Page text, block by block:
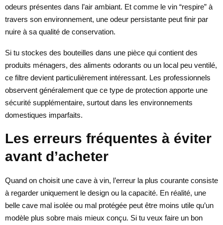
odeurs présentes dans l’air ambiant. Et comme le vin “respire” à
travers son environnement, une odeur persistante peut finir par
nuire à sa qualité de conservation.
Si tu stockes des bouteilles dans une pièce qui contient des
produits ménagers, des aliments odorants ou un local peu ventilé,
ce filtre devient particulièrement intéressant. Les professionnels
observent généralement que ce type de protection apporte une
sécurité supplémentaire, surtout dans les environnements
domestiques imparfaits.
Les erreurs fréquentes à éviter
avant d’acheter
Quand on choisit une cave à vin, l’erreur la plus courante consiste
à regarder uniquement le design ou la capacité. En réalité, une
belle cave mal isolée ou mal protégée peut être moins utile qu’un
modèle plus sobre mais mieux conçu. Si tu veux faire un bon